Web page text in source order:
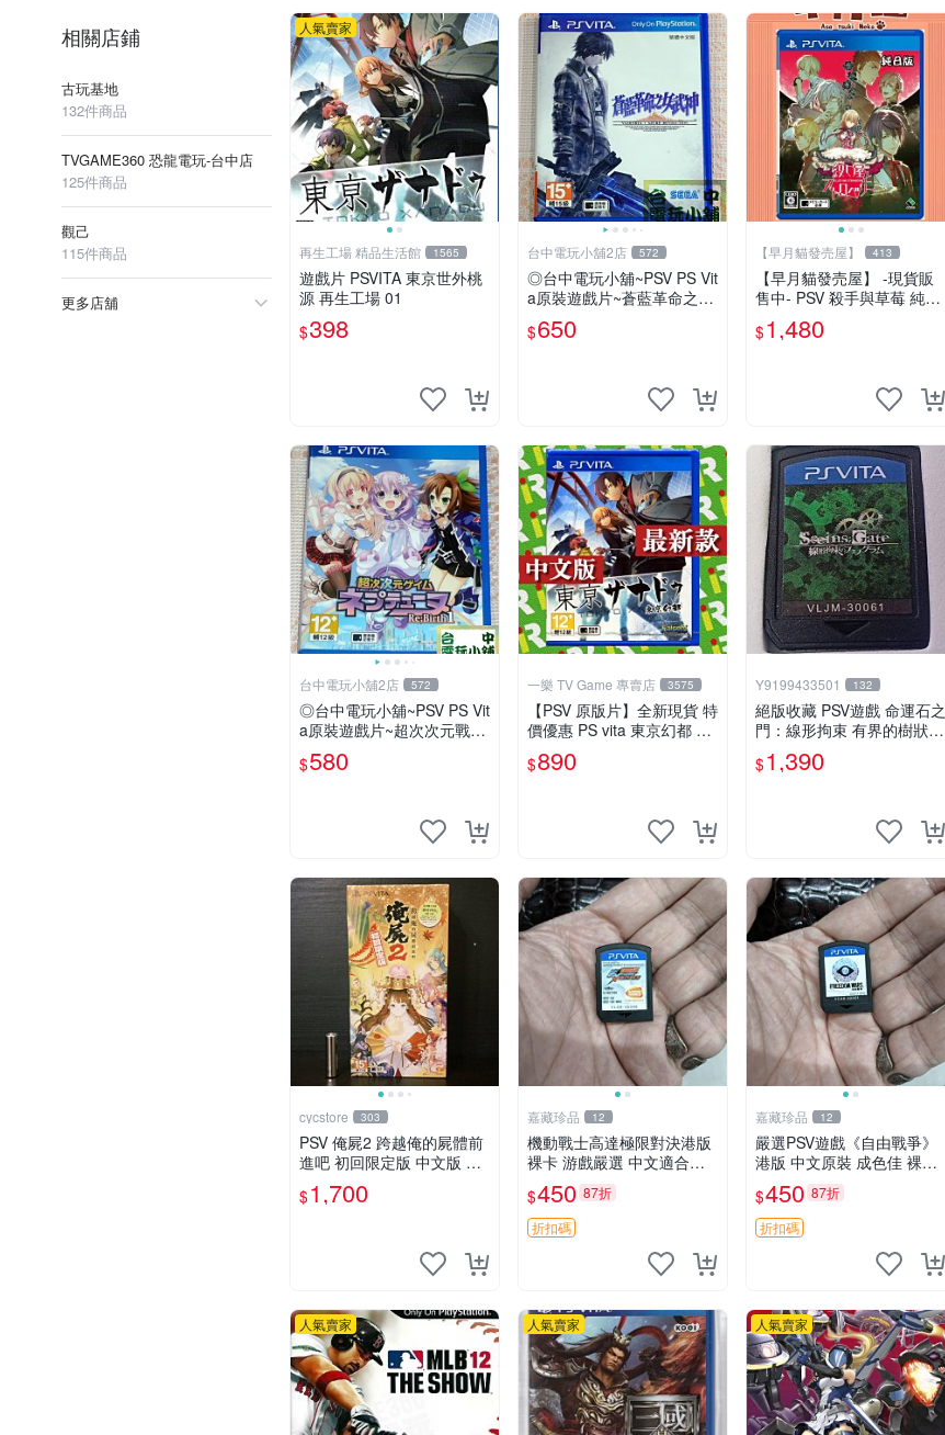
相關店鋪
古玩基地
132件商品
TVGAME360 恐龍電玩-台中店
125件商品
觀己
115件商品
更多店舖
人氣賣家
再生工場 精品生活館 1565
遊戲片 PSVITA 東京世外桃
源 再生工場 01
$398
台中電玩小舖2店 572
◎台中電玩小舖~PSV PS Vit
a原裝遊戲片~蒼藍革命之女
武神 中文版 中文版 ~650
$650
【早月貓發売屋】 413
【早月貓發売屋】 -現貨販
售中- PSV 殺手與草莓 純日
版 日文版 ※戀愛×懸疑※ 戀
愛ADV遊戲
$1,480
台中電玩小舖2店 572
◎台中電玩小舖~PSV PS Vit
a原裝遊戲片~超次次元戰記
$580
一樂 TV Game 專賣店 3575
【PSV 原版片】全新現貨 特
價優惠 PS vita 東京幻都 TO
KYO XANADU 中文版【台
中一樂電玩】
$890
Y9199433501 132
絕版收藏 PSV遊戲 命運石之
門：線形拘束 有界的樹狀圖
日版 VLJM-30061
$1,390
cycstore 303
PSV 俺屍2 跨越俺的屍體前
進吧 初回限定版 中文版 全
新未拆封 X200
$1,700
嘉藏珍品 12
機動戰士高達極限對決港版
裸卡 游戲嚴選 中文適合收
藏 機動戰士 高達對決 游戲
機
$450 87折
折扣碼
嘉藏珍品 12
嚴選PSV遊戲《自由戰爭》
港版 中文原裝 成色佳 裸卡
自由戰爭 PSV 港版 中文
$450 87折
折扣碼
人氣賣家 人氣賣家 人氣賣家